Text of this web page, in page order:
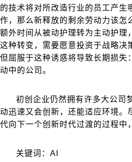
的技术将对所改造行业的员工产
作，那么新释放的剩余劳动力该怎
额外时间从被动护理转为主动护理
这种转变，需要愿意投资于战略决
但屈服于这种诱惑将导致长期损失
动中的公司。
初创企业仍然拥有许多大公司
动迅速又会创新，还能适应环境。
代向下一个创新时代过渡的过程中
关键词：AI